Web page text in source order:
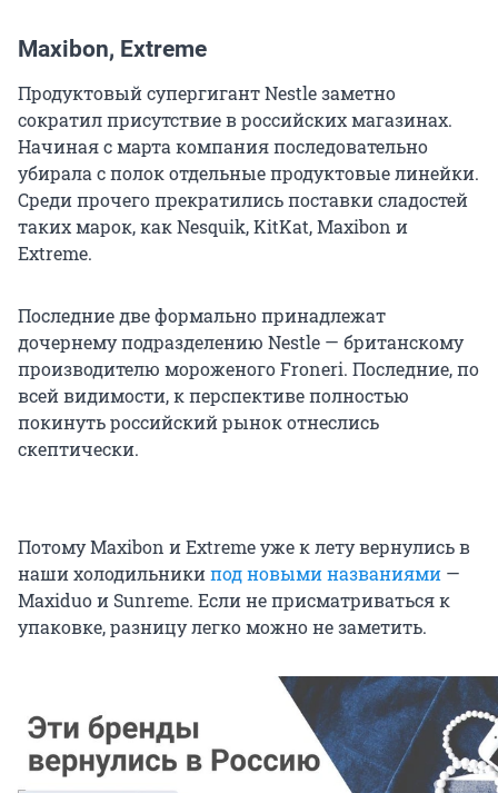
Maxibon, Extreme
Продуктовый супергигант Nestle заметно
сократил присутствие в российских магазинах.
Начиная с марта компания последовательно
убирала с полок отдельные продуктовые линейки.
Среди прочего прекратились поставки сладостей
таких марок, как Nesquik, KitKat, Maxibon и
Extreme.
Последние две формально принадлежат
дочернему подразделению Nestle — британскому
производителю мороженого Froneri. Последние, по
всей видимости, к перспективе полностью
покинуть российский рынок отнеслись
скептически.
Потому Maxibon и Extreme уже к лету вернулись в
наши холодильникипод новыми названиями —
Maxiduo и Sunreme. Если не присматриваться к
упаковке, разницу легко можно не заметить.